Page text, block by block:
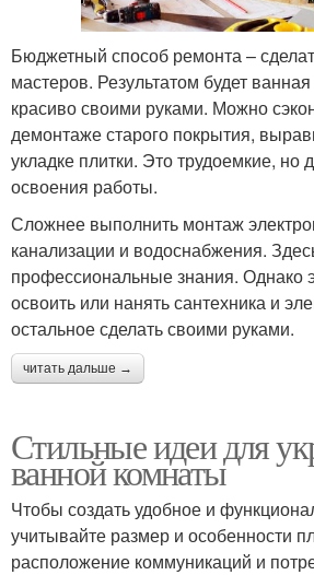
Бюджетный способ ремонта –
мастеров. Результатом будет
красиво своими руками. Можно
демонтаже старого покрытия,
укладке плитки. Это трудоемкие, но
освоения работы.
Сложнее выполнить монтаж
канализации и водоснабжения.
профессиональные знания. Однако
освоить или нанять сантехника и
остальное сделать своими руками.
читать дальше →
Стильные идеи для
ванной комнаты
Чтобы создать удобное и
учитывайте размер и особенности
расположение коммуникаций и